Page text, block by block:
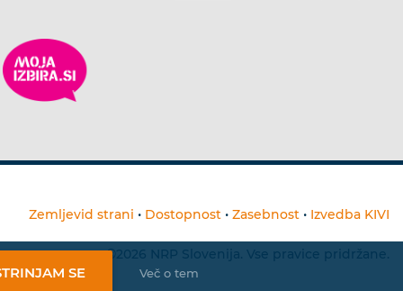
SE Več o tem
Zemljevid strani • Dostopnost • Zasebnost • Izvedba KIVI
©2026 NRP Slovenija. Vse pravice pridržane.